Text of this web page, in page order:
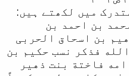
میں لکھتے ہیں:
بن احمد بن
بن اسحاق الحربی
فذکر نسب حکیم بن
فاختة بنت ذهير